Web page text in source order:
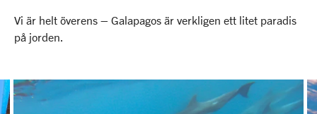
Vi är helt överens – Galapagos är verkligen ett litet paradis
på jorden.